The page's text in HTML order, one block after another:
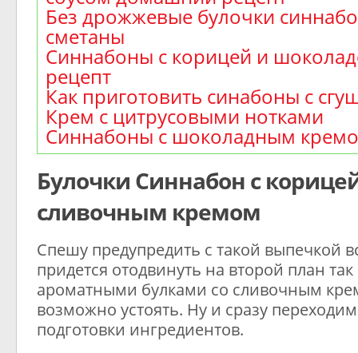
Без дрожжевые булочки
сметаны
Синнабоны с корицей и
рецепт
Как приготовить синабоны с
Крем с цитрусовыми нотками
Синнабоны с шоколадным
Булочки Синнабон с
сливочным кремом
Спешу предупредить с такой выпечкой
придется отодвинуть на второй план
ароматными булками со сливочным
возможно устоять. Ну и сразу
подготовки ингредиентов.